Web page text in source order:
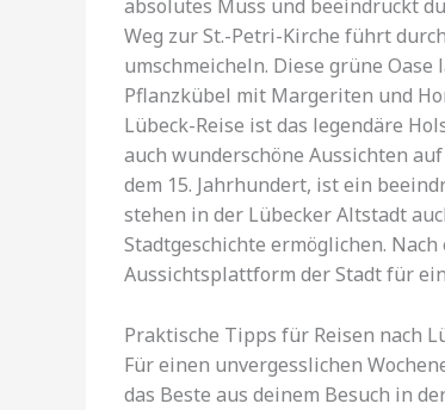
absolutes Muss und beeindruckt
Weg zur St.-Petri-Kirche führt
umschmeicheln. Diese grüne
Pflanzkübel mit Margeriten und
Lübeck-Reise ist das legendäre
auch wunderschöne Aussichten
dem 15. Jahrhundert, ist ein
stehen in der Lübecker Altstadt
Stadtgeschichte ermöglichen.
Aussichtsplattform der Stadt für
Praktische Tipps für Reisen nach
Für einen unvergesslichen
das Beste aus deinem Besuch in